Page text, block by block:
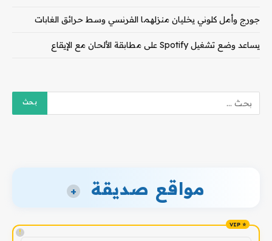
جورج وأمل كلوني يخليان منزلهما الفرنسي وسط حرائق الغابات
يساعد وضع تشغيل Spotify على مطابقة الألحان مع الإيقاع
مواقع صديقة +
!